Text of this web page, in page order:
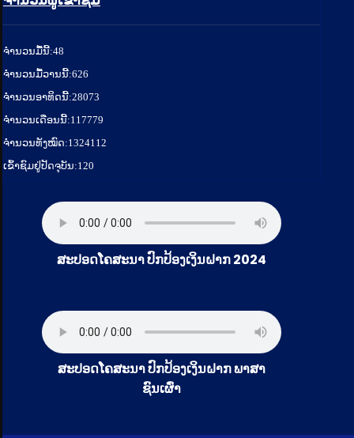
ຈໍານວນມື້ນີ້:48
ຈໍານວນມື້ວານນີ້:626
ຈໍານວນອາທິດນີ້:28073
ຈໍານວນເດືອນນີ້:117779
ຈຳນວນທັງໝົດ:1324112
ເຂົ້າຊົມຢູ່ປັດຈຸບັນ:120
ສະປອດໂຄສະນາ ປົກປ້ອງເງິນຝາກ 2024
ສະປອດໂຄສະນາ ປົກປ້ອງເງິນຝາກ ພາສາ
ຊົນເຜົ່າ